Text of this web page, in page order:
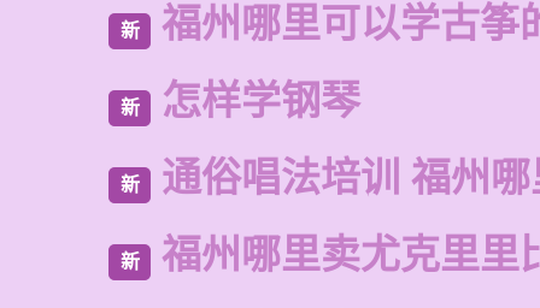
新 福州哪里可以学古筝
新 怎样学钢琴
新 通俗唱法培训 福州
新 福州哪里卖尤克里里